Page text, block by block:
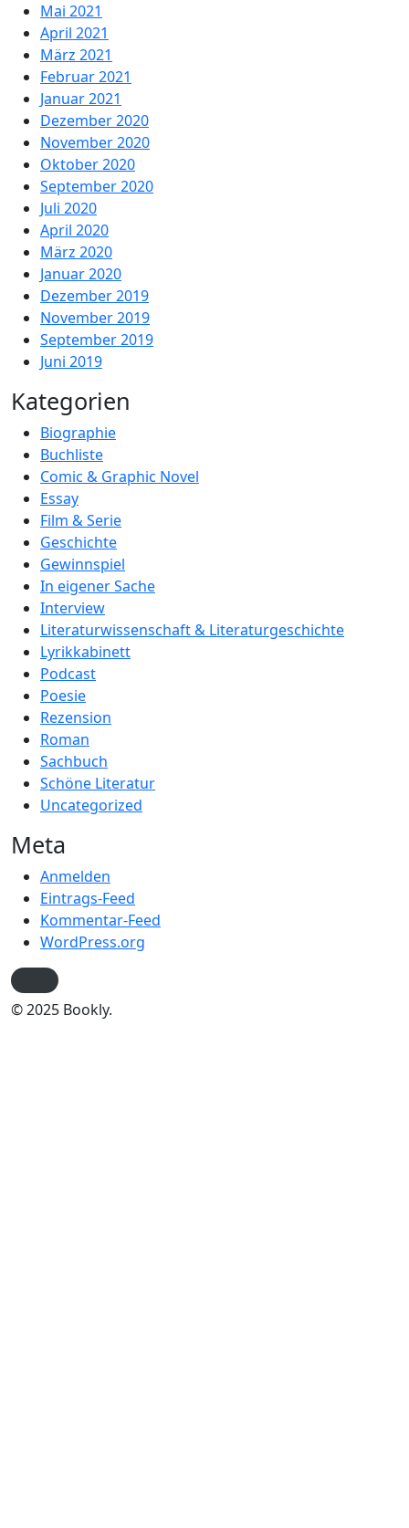
Mai 2021
April 2021
März 2021
Februar 2021
Januar 2021
Dezember 2020
November 2020
Oktober 2020
September 2020
Juli 2020
April 2020
März 2020
Januar 2020
Dezember 2019
November 2019
September 2019
Juni 2019
Kategorien
Biographie
Buchliste
Comic & Graphic Novel
Essay
Film & Serie
Geschichte
Gewinnspiel
In eigener Sache
Interview
Literaturwissenschaft & Literaturgeschichte
Lyrikkabinett
Podcast
Poesie
Rezension
Roman
Sachbuch
Schöne Literatur
Uncategorized
Meta
Anmelden
Eintrags-Feed
Kommentar-Feed
WordPress.org
© 2025 Bookly.